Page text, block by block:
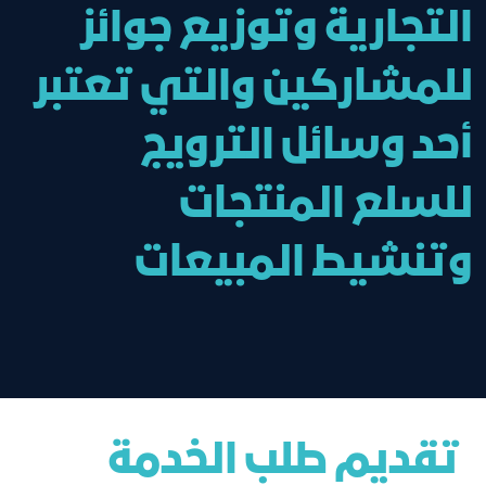
التجارية وتوزيع جوائز
للمشاركين والتي تعتبر
أحد وسائل الترويج
للسلع المنتجات
وتنشيط المبيعات
تقديم طلب الخدمة